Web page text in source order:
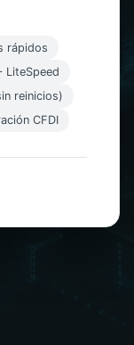
rápidos
LiteSpeed
reinicios)
CFDI